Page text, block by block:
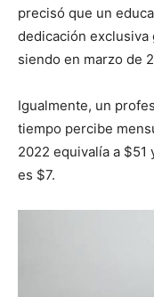
precisó que un
dedicación exclusiva
siendo en marzo de
Igualmente, un
tiempo percibe
2022 equivalía a $51
es $7.